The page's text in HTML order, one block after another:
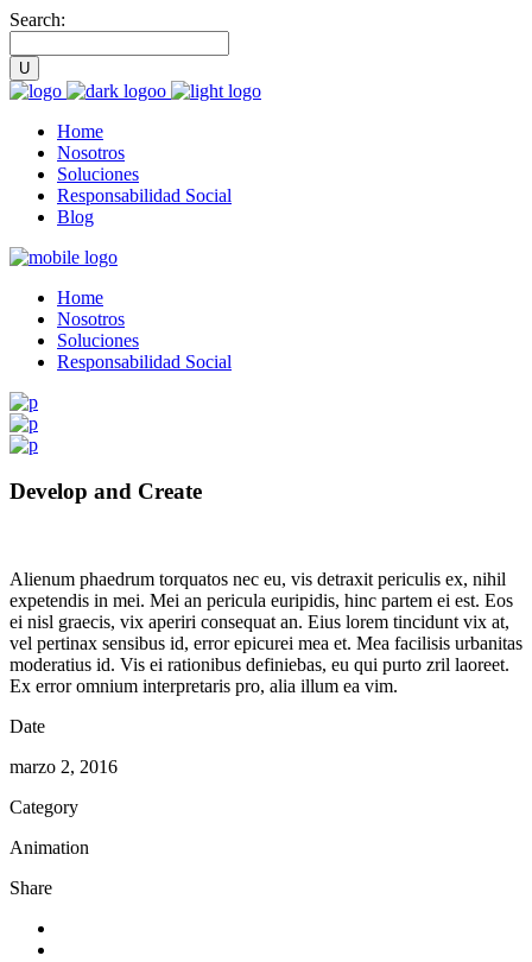
Search:
Home
Nosotros
Soluciones
Responsabilidad Social
Blog
Home
Nosotros
Soluciones
Responsabilidad Social
Develop and Create
Alienum phaedrum torquatos nec eu, vis detraxit periculis ex, nihil
expetendis in mei. Mei an pericula euripidis, hinc partem ei est. Eos
ei nisl graecis, vix aperiri consequat an. Eius lorem tincidunt vix at,
vel pertinax sensibus id, error epicurei mea et. Mea facilisis urbanitas
moderatius id. Vis ei rationibus definiebas, eu qui purto zril laoreet.
Ex error omnium interpretaris pro, alia illum ea vim.
Date
marzo 2, 2016
Category
Animation
Share